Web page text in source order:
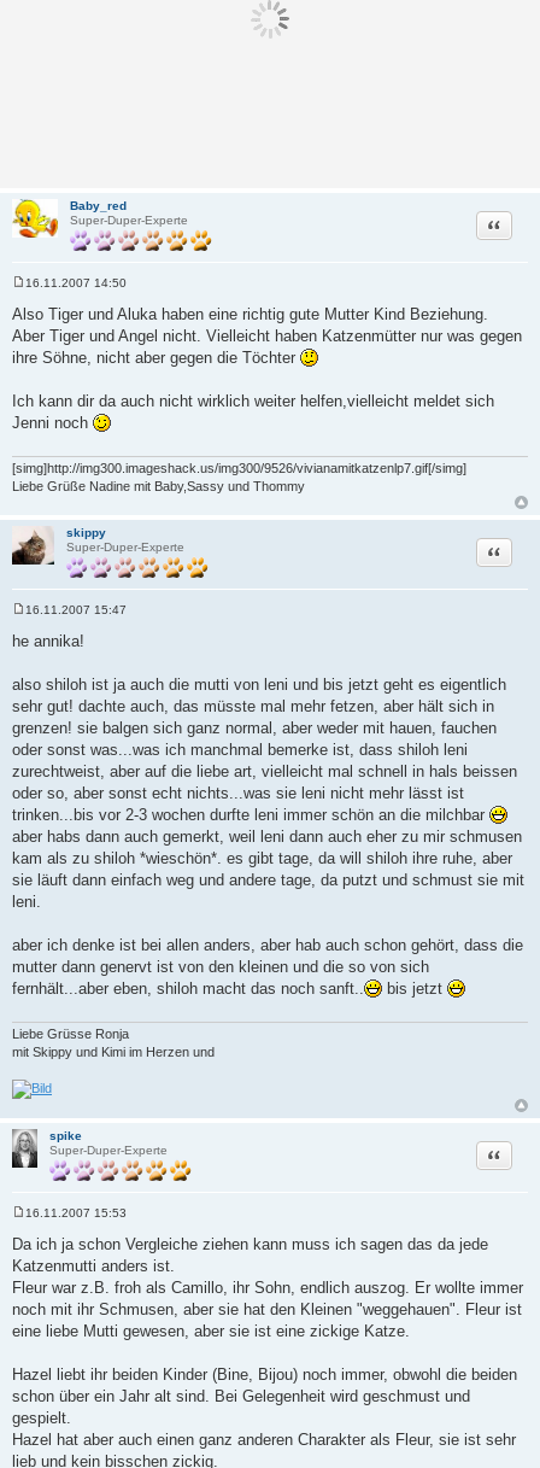
Baby_red
Super-Duper-Experte
Zitat
i
t
a
16.11.2007 14:50
Also Tiger und Aluka haben eine richtig gute Mutter Kind Beziehung.
Aber Tiger und Angel nicht. Vielleicht haben Katzenmütter nur was gegen
ihre Söhne, nicht aber gegen die Töchter
Ich kann dir da auch nicht wirklich weiter helfen,vielleicht meldet sich
Jenni noch
[simg]http://img300.imageshack.us/img300/9526/vivianamitkatzenlp7.gif[/simg]
Liebe Grüße Nadine mit Baby,Sassy und Thommy
skippy
Super-Duper-Experte
Zitat
e
i
r
a
g
16.11.2007 15:47
he annika!
also shiloh ist ja auch die mutti von leni und bis jetzt geht es eigentlich
sehr gut! dachte auch, das müsste mal mehr fetzen, aber hält sich in
grenzen! sie balgen sich ganz normal, aber weder mit hauen, fauchen
oder sonst was...was ich manchmal bemerke ist, dass shiloh leni
zurechtweist, aber auf die liebe art, vielleicht mal schnell in hals beissen
oder so, aber sonst echt nichts...was sie leni nicht mehr lässt ist
trinken...bis vor 2-3 wochen durfte leni immer schön an die milchbar
aber habs dann auch gemerkt, weil leni dann auch eher zu mir schmusen
kam als zu shiloh *wieschön*. es gibt tage, da will shiloh ihre ruhe, aber
sie läuft dann einfach weg und andere tage, da putzt und schmust sie mit
leni.
aber ich denke ist bei allen anders, aber hab auch schon gehört, dass die
mutter dann genervt ist von den kleinen und die so von sich
fernhält...aber eben, shiloh macht das noch sanft..
bis jetzt
Liebe Grüsse Ronja
mit Skippy und Kimi im Herzen und
spike
Super-Duper-Experte
Zitat
e
i
t
r
a
g
16.11.2007 15:53
Da ich ja schon Vergleiche ziehen kann muss ich sagen das da jede
Katzenmutti anders ist.
Fleur war z.B. froh als Camillo, ihr Sohn, endlich auszog. Er wollte immer
noch mit ihr Schmusen, aber sie hat den Kleinen "weggehauen". Fleur ist
eine liebe Mutti gewesen, aber sie ist eine zickige Katze.
Hazel liebt ihr beiden Kinder (Bine, Bijou) noch immer, obwohl die beiden
schon über ein Jahr alt sind. Bei Gelegenheit wird geschmust und
gespielt.
Hazel hat aber auch einen ganz anderen Charakter als Fleur, sie ist sehr
lieb und kein bisschen zickig.